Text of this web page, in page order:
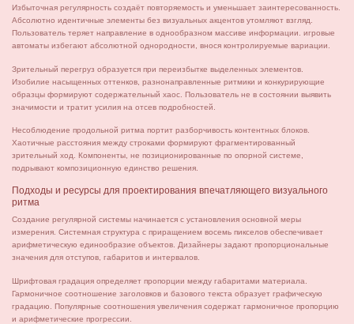
Избыточная регулярность создаёт повторяемость и уменьшает заинтересованность.
Абсолютно идентичные элементы без визуальных акцентов утомляют взгляд.
Пользователь теряет направление в однообразном массиве информации. игровые
автоматы избегают абсолютной однородности, внося контролируемые вариации.
Зрительный перегруз образуется при переизбытке выделенных элементов.
Изобилие насыщенных оттенков, разнонаправленные ритмики и конкурирующие
образцы формируют содержательный хаос. Пользователь не в состоянии выявить
значимости и тратит усилия на отсев подробностей.
Несоблюдение продольной ритма портит разборчивость контентных блоков.
Хаотичные расстояния между строками формируют фрагментированный
зрительный ход. Компоненты, не позиционированные по опорной системе,
подрывают композиционную единство решения.
Подходы и ресурсы для проектирования впечатляющего визуального
ритма
Создание регулярной системы начинается с установления основной меры
измерения. Системная структура с приращением восемь пикселов обеспечивает
арифметическую единообразие объектов. Дизайнеры задают пропорциональные
значения для отступов, габаритов и интервалов.
Шрифтовая градация определяет пропорции между габаритами материала.
Гармоничное соотношение заголовков и базового текста образует графическую
градацию. Популярные соотношения увеличения содержат гармоничное пропорцию
и арифметические прогрессии.